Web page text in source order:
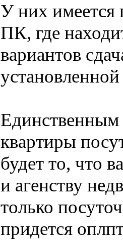
У них имеется
ПК, где
вариантов
Единственным
квартиры
будет то, что
и агенству
только
придется